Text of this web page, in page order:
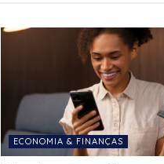
ECONOMIA & FINANÇAS